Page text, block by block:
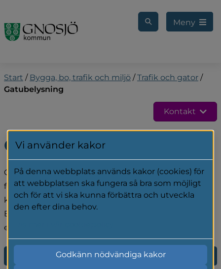
Meny
Start / Bygga, bo, trafik och miljö / Trafik och gator /
Gatubelysning
Kontakt
Gatubelysning
Gnosjö kommun äger gatubelysningen och ansvarar
för drift och underhåll av belysningen längs
kommunens gator samt gång- och cykelvägar.
Belysning längs övriga vägar hanteras av Trafikverket
eller aktuell väghållare.
E-tjänst för felanmälan Gnosjö kommun
Vi använder kakor
På denna webbplats används kakor (cookies) för
att webbplatsen ska fungera så bra som möjligt
och för att vi ska kunna förbättra och utveckla
den efter dina behov.
Godkänn nödvändiga kakor